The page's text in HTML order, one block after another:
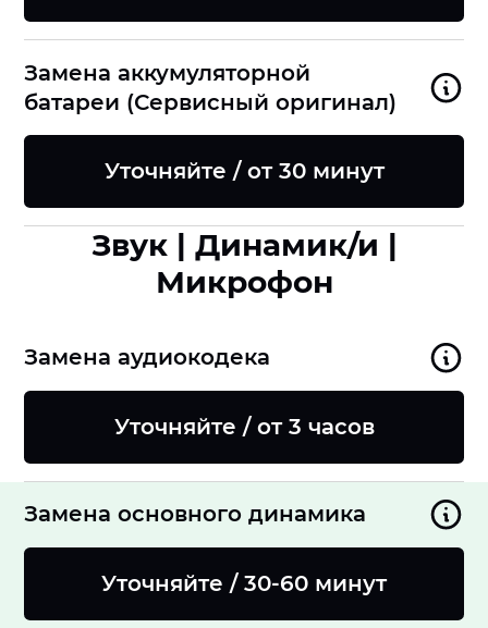
Замена аккумуляторной
батареи (Сервисный оригинал)
Уточняйте / от 30 минут
Звук | Динамик/и |
Микрофон
Замена аудиокодека
Уточняйте / от 3 часов
Замена основного динамика
Уточняйте / 30-60 минут